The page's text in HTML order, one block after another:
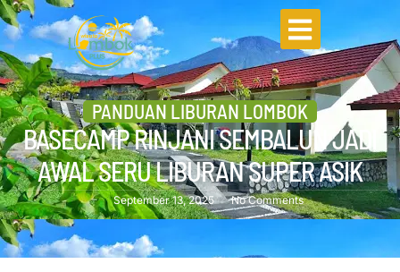
PANDUAN LIBURAN LOMBOK
BASECAMP RINJANI SEMBALUN JADI
AWAL SERU LIBURAN SUPER ASIK
September 13, 2025 No Comments